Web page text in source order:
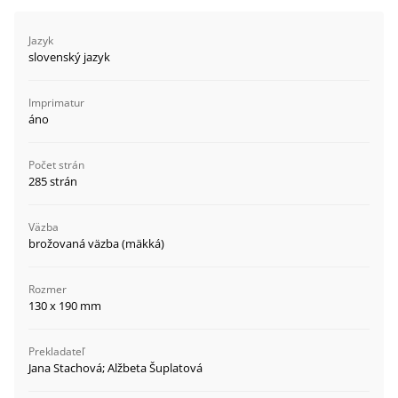
Jazyk
slovenský jazyk
Imprimatur
áno
Počet strán
285 strán
Väzba
brožovaná väzba (mäkká)
Rozmer
130 x 190 mm
Prekladateľ
Jana Stachová; Alžbeta Šuplatová